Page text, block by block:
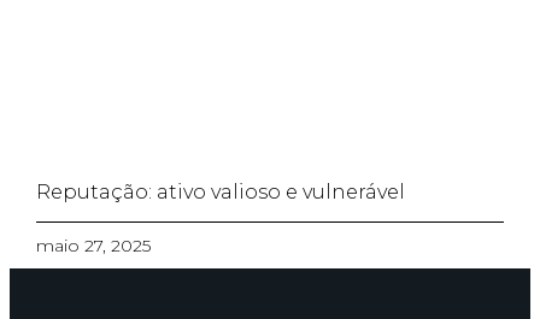
Reputação: ativo valioso e vulnerável
maio 27, 2025